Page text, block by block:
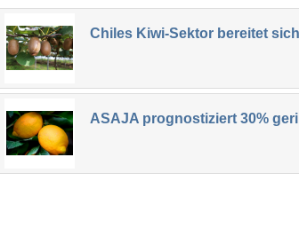
Chiles Kiwi-Sektor bereitet
ASAJA prognostiziert 30%